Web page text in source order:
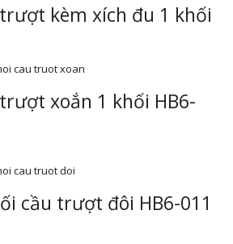
kèm xích đu 1 khối
xoắn 1 khối HB6-
cầu trượt đôi HB6-011